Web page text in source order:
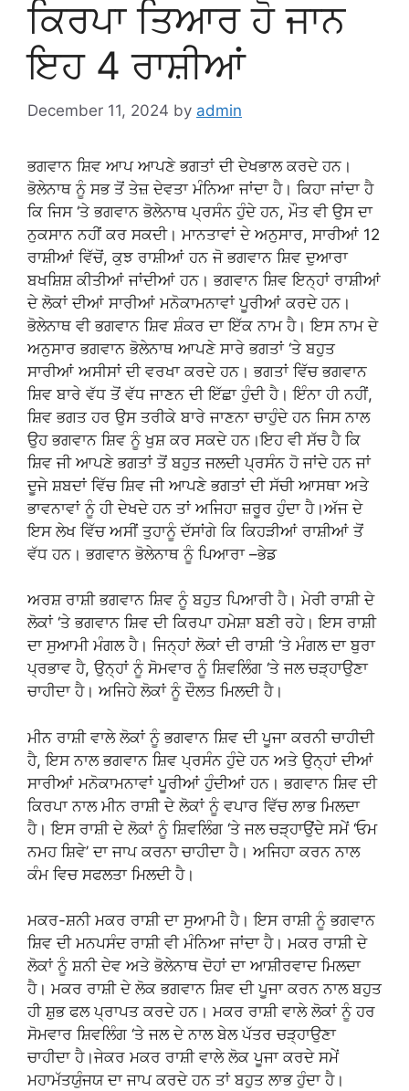
ਕਿਰਪਾ ਤਿਆਰ ਹੋ ਜਾਨ
ਇਹ 4 ਰਾਸ਼ੀਆਂ
December 11, 2024 by admin
ਭਗਵਾਨ ਸ਼ਿਵ ਆਪ ਆਪਣੇ ਭਗਤਾਂ ਦੀ ਦੇਖਭਾਲ ਕਰਦੇ ਹਨ।
ਭੋਲੇਨਾਥ ਨੂੰ ਸਭ ਤੋਂ ਤੇਜ਼ ਦੇਵਤਾ ਮੰਨਿਆ ਜਾਂਦਾ ਹੈ। ਕਿਹਾ ਜਾਂਦਾ ਹੈ
ਕਿ ਜਿਸ ‘ਤੇ ਭਗਵਾਨ ਭੋਲੇਨਾਥ ਪ੍ਰਸੰਨ ਹੁੰਦੇ ਹਨ, ਮੌਤ ਵੀ ਉਸ ਦਾ
ਨੁਕਸਾਨ ਨਹੀਂ ਕਰ ਸਕਦੀ। ਮਾਨਤਾਵਾਂ ਦੇ ਅਨੁਸਾਰ, ਸਾਰੀਆਂ 12
ਰਾਸ਼ੀਆਂ ਵਿੱਚੋਂ, ਕੁਝ ਰਾਸ਼ੀਆਂ ਹਨ ਜੋ ਭਗਵਾਨ ਸ਼ਿਵ ਦੁਆਰਾ
ਬਖਸ਼ਿਸ਼ ਕੀਤੀਆਂ ਜਾਂਦੀਆਂ ਹਨ। ਭਗਵਾਨ ਸ਼ਿਵ ਇਨ੍ਹਾਂ ਰਾਸ਼ੀਆਂ
ਦੇ ਲੋਕਾਂ ਦੀਆਂ ਸਾਰੀਆਂ ਮਨੋਕਾਮਨਾਵਾਂ ਪੂਰੀਆਂ ਕਰਦੇ ਹਨ।
ਭੋਲੇਨਾਥ ਵੀ ਭਗਵਾਨ ਸ਼ਿਵ ਸ਼ੰਕਰ ਦਾ ਇੱਕ ਨਾਮ ਹੈ। ਇਸ ਨਾਮ ਦੇ
ਅਨੁਸਾਰ ਭਗਵਾਨ ਭੋਲੇਨਾਥ ਆਪਣੇ ਸਾਰੇ ਭਗਤਾਂ ‘ਤੇ ਬਹੁਤ
ਸਾਰੀਆਂ ਅਸੀਸਾਂ ਦੀ ਵਰਖਾ ਕਰਦੇ ਹਨ। ਭਗਤਾਂ ਵਿੱਚ ਭਗਵਾਨ
ਸ਼ਿਵ ਬਾਰੇ ਵੱਧ ਤੋਂ ਵੱਧ ਜਾਣਨ ਦੀ ਇੱਛਾ ਹੁੰਦੀ ਹੈ। ਇੰਨਾ ਹੀ ਨਹੀਂ,
ਸ਼ਿਵ ਭਗਤ ਹਰ ਉਸ ਤਰੀਕੇ ਬਾਰੇ ਜਾਣਨਾ ਚਾਹੁੰਦੇ ਹਨ ਜਿਸ ਨਾਲ
ਉਹ ਭਗਵਾਨ ਸ਼ਿਵ ਨੂੰ ਖੁਸ਼ ਕਰ ਸਕਦੇ ਹਨ।ਇਹ ਵੀ ਸੱਚ ਹੈ ਕਿ
ਸ਼ਿਵ ਜੀ ਆਪਣੇ ਭਗਤਾਂ ਤੋਂ ਬਹੁਤ ਜਲਦੀ ਪ੍ਰਸੰਨ ਹੋ ਜਾਂਦੇ ਹਨ ਜਾਂ
ਦੂਜੇ ਸ਼ਬਦਾਂ ਵਿੱਚ ਸ਼ਿਵ ਜੀ ਆਪਣੇ ਭਗਤਾਂ ਦੀ ਸੱਚੀ ਆਸਥਾ ਅਤੇ
ਭਾਵਨਾਵਾਂ ਨੂੰ ਹੀ ਦੇਖਦੇ ਹਨ ਤਾਂ ਅਜਿਹਾ ਜ਼ਰੂਰ ਹੁੰਦਾ ਹੈ।ਅੱਜ ਦੇ
ਇਸ ਲੇਖ ਵਿੱਚ ਅਸੀਂ ਤੁਹਾਨੂੰ ਦੱਸਾਂਗੇ ਕਿ ਕਿਹੜੀਆਂ ਰਾਸ਼ੀਆਂ ਤੋਂ
ਵੱਧ ਹਨ। ਭਗਵਾਨ ਭੋਲੇਨਾਥ ਨੂੰ ਪਿਆਰਾ –ਭੇਡ
ਅਰਸ਼ ਰਾਸ਼ੀ ਭਗਵਾਨ ਸ਼ਿਵ ਨੂੰ ਬਹੁਤ ਪਿਆਰੀ ਹੈ। ਮੇਰੀ ਰਾਸ਼ੀ ਦੇ
ਲੋਕਾਂ ‘ਤੇ ਭਗਵਾਨ ਸ਼ਿਵ ਦੀ ਕਿਰਪਾ ਹਮੇਸ਼ਾ ਬਣੀ ਰਹੇ। ਇਸ ਰਾਸ਼ੀ
ਦਾ ਸੁਆਮੀ ਮੰਗਲ ਹੈ। ਜਿਨ੍ਹਾਂ ਲੋਕਾਂ ਦੀ ਰਾਸ਼ੀ ‘ਤੇ ਮੰਗਲ ਦਾ ਬੁਰਾ
ਪ੍ਰਭਾਵ ਹੈ, ਉਨ੍ਹਾਂ ਨੂੰ ਸੋਮਵਾਰ ਨੂੰ ਸ਼ਿਵਲਿੰਗ ‘ਤੇ ਜਲ ਚੜ੍ਹਾਉਣਾ
ਚਾਹੀਦਾ ਹੈ। ਅਜਿਹੇ ਲੋਕਾਂ ਨੂੰ ਦੌਲਤ ਮਿਲਦੀ ਹੈ।
ਮੀਨ ਰਾਸ਼ੀ ਵਾਲੇ ਲੋਕਾਂ ਨੂੰ ਭਗਵਾਨ ਸ਼ਿਵ ਦੀ ਪੂਜਾ ਕਰਨੀ ਚਾਹੀਦੀ
ਹੈ, ਇਸ ਨਾਲ ਭਗਵਾਨ ਸ਼ਿਵ ਪ੍ਰਸੰਨ ਹੁੰਦੇ ਹਨ ਅਤੇ ਉਨ੍ਹਾਂ ਦੀਆਂ
ਸਾਰੀਆਂ ਮਨੋਕਾਮਨਾਵਾਂ ਪੂਰੀਆਂ ਹੁੰਦੀਆਂ ਹਨ। ਭਗਵਾਨ ਸ਼ਿਵ ਦੀ
ਕਿਰਪਾ ਨਾਲ ਮੀਨ ਰਾਸ਼ੀ ਦੇ ਲੋਕਾਂ ਨੂੰ ਵਪਾਰ ਵਿੱਚ ਲਾਭ ਮਿਲਦਾ
ਹੈ। ਇਸ ਰਾਸ਼ੀ ਦੇ ਲੋਕਾਂ ਨੂੰ ਸ਼ਿਵਲਿੰਗ ‘ਤੇ ਜਲ ਚੜ੍ਹਾਉਂਦੇ ਸਮੇਂ ‘ਓਮ
ਨਮਹ ਸ਼ਿਵੇ’ ਦਾ ਜਾਪ ਕਰਨਾ ਚਾਹੀਦਾ ਹੈ। ਅਜਿਹਾ ਕਰਨ ਨਾਲ
ਕੰਮ ਵਿਚ ਸਫਲਤਾ ਮਿਲਦੀ ਹੈ।
ਮਕਰ-ਸ਼ਨੀ ਮਕਰ ਰਾਸ਼ੀ ਦਾ ਸੁਆਮੀ ਹੈ। ਇਸ ਰਾਸ਼ੀ ਨੂੰ ਭਗਵਾਨ
ਸ਼ਿਵ ਦੀ ਮਨਪਸੰਦ ਰਾਸ਼ੀ ਵੀ ਮੰਨਿਆ ਜਾਂਦਾ ਹੈ। ਮਕਰ ਰਾਸ਼ੀ ਦੇ
ਲੋਕਾਂ ਨੂੰ ਸ਼ਨੀ ਦੇਵ ਅਤੇ ਭੋਲੇਨਾਥ ਦੋਹਾਂ ਦਾ ਆਸ਼ੀਰਵਾਦ ਮਿਲਦਾ
ਹੈ। ਮਕਰ ਰਾਸ਼ੀ ਦੇ ਲੋਕ ਭਗਵਾਨ ਸ਼ਿਵ ਦੀ ਪੂਜਾ ਕਰਨ ਨਾਲ ਬਹੁਤ
ਹੀ ਸ਼ੁਭ ਫਲ ਪ੍ਰਾਪਤ ਕਰਦੇ ਹਨ। ਮਕਰ ਰਾਸ਼ੀ ਵਾਲੇ ਲੋਕਾਂ ਨੂੰ ਹਰ
ਸੋਮਵਾਰ ਸ਼ਿਵਲਿੰਗ ‘ਤੇ ਜਲ ਦੇ ਨਾਲ ਬੇਲ ਪੱਤਰ ਚੜ੍ਹਾਉਣਾ
ਚਾਹੀਦਾ ਹੈ।ਜੇਕਰ ਮਕਰ ਰਾਸ਼ੀ ਵਾਲੇ ਲੋਕ ਪੂਜਾ ਕਰਦੇ ਸਮੇਂ
ਮਹਾਮੱਤਯੁੰਜਯ ਦਾ ਜਾਪ ਕਰਦੇ ਹਨ ਤਾਂ ਬਹੁਤ ਲਾਭ ਹੁੰਦਾ ਹੈ।